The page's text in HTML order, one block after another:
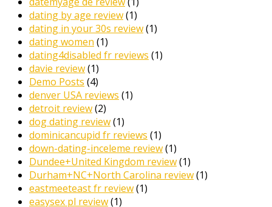
dating by age review(1)
dating in your 30s review(1)
dating women (1)
dating4disabled fr reviews (1)
davie review(1)
Demo Posts (4)
denver USA reviews (1)
detroit review(2)
dog dating review(1)
dominicancupid fr reviews (1)
down-dating-inceleme review(1)
Dundee+United Kingdom review(1)
Durham+NC+North Carolina review(1)
eastmeeteast fr review(1)
easysex pl review(1)